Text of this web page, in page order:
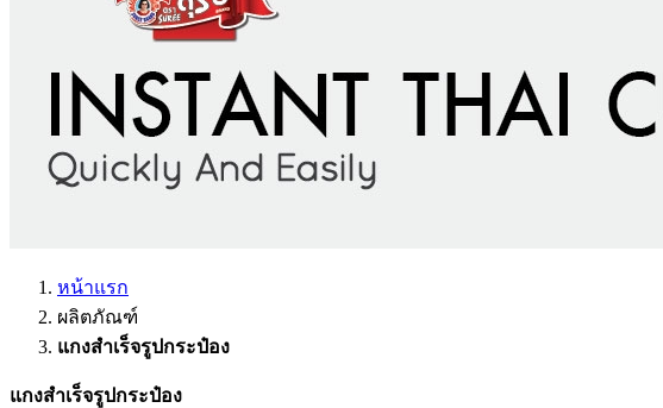
หน้าแรก
ผลิตภัณฑ์
แกงสำเร็จรูปกระป๋อง
แกงสำเร็จรูปกระป๋อง